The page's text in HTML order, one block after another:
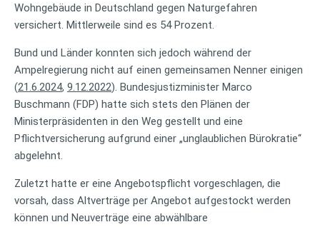
Wohngebäude in Deutschland gegen Naturgefahren
versichert. Mittlerweile sind es 54 Prozent.
Bund und Länder konnten sich jedoch während der
Ampelregierung nicht auf einen gemeinsamen Nenner einigen
(21.6.2024, 9.12.2022). Bundesjustizminister Marco
Buschmann (FDP) hatte sich stets den Plänen der
Ministerpräsidenten in den Weg gestellt und eine
Pflichtversicherung aufgrund einer „unglaublichen Bürokratie“
abgelehnt.
Zuletzt hatte er eine Angebotspflicht vorgeschlagen, die
vorsah, dass Altverträge per Angebot aufgestockt werden
können und Neuverträge eine abwählbare